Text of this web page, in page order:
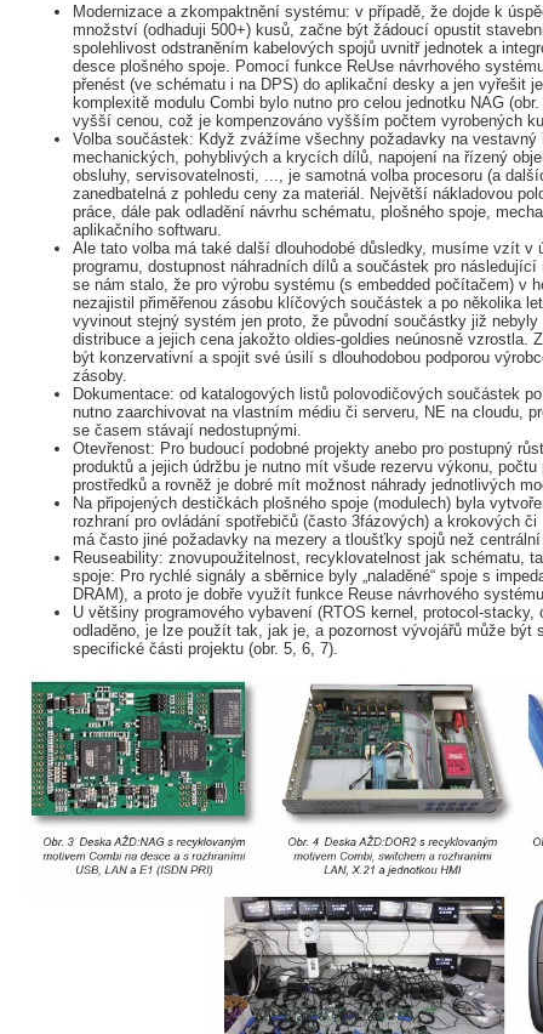
Modernizace a zkompaktnění systému: v případě, že dojde k
množství (odhaduji 500+) kusů, začne být žádoucí opustit
spolehlivost odstraněním kabelových spojů uvnitř jednotek a
desce plošného spoje. Pomocí funkce ReUse návrhového
přenést (ve schématu i na DPS) do aplikační desky a jen vyřešit
komplexitě modulu Combi bylo nutno pro celou jednotku NAG
vyšší cenou, což je kompenzováno vyšším počtem vyrobených
Volba součástek: Když zvážíme všechny požadavky na
mechanických, pohyblivých a krycích dílů, napojení na řízený
obsluhy, servisovatelnosti, ..., je samotná volba procesoru (a
zanedbatelná z pohledu ceny za materiál. Největší nákladovou
práce, dále pak odladění návrhu schématu, plošného spoje,
aplikačního softwaru.
Ale tato volba má také další dlouhodobé důsledky, musíme vzít v
programu, dostupnost náhradních dílů a součástek pro
se nám stalo, že pro výrobu systému (s embedded počítačem) v
nezajistil přiměřenou zásobu klíčových součástek a po několika
vyvinout stejný systém jen proto, že původní součástky již nebyly
distribuce a jejich cena jakožto oldies-goldies neúnosně vzrostla.
být konzervativní a spojit své úsilí s dlouhodobou podporou
zásoby.
Dokumentace: od katalogových listů polovodičových součástek
nutno zaarchivovat na vlastním médiu či serveru, NE na cloudu,
se časem stávají nedostupnými.
Otevřenost: Pro budoucí podobné projekty anebo pro postupný
produktů a jejich údržbu je nutno mít všude rezervu výkonu, počtu
prostředků a rovněž je dobré mít možnost náhrady jednotlivých
Na připojených destičkách plošného spoje (modulech) byla
rozhraní pro ovládání spotřebičů (často 3fázových) a krokových či
má často jiné požadavky na mezery a tloušťky spojů než centrální
Reuseability: znovupoužitelnost, recyklovatelnost jak schématu,
spoje: Pro rychlé signály a sběrnice byly „naladěné“ spoje s
DRAM), a proto je dobře využít funkce Reuse návrhového
U většiny programového vybavení (RTOS kernel, protocol-stacky,
odladěno, je lze použít tak, jak je, a pozornost vývojářů může být
specifické části projektu (obr. 5, 6, 7).